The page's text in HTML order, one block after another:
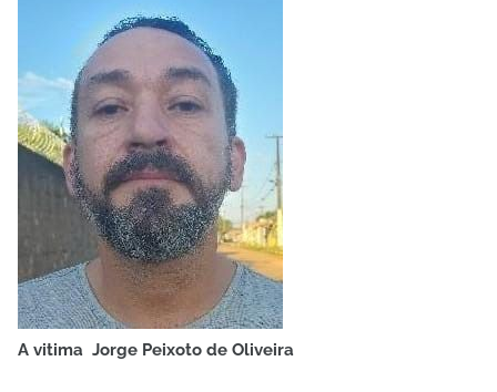
A vitima Jorge Peixoto de Oliveira